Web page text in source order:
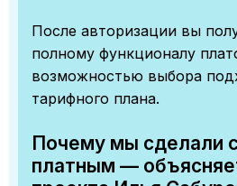
После авторизации вы
полному функционалу
возможностью выбора
тарифного плана.
Почему мы сделали
платным —